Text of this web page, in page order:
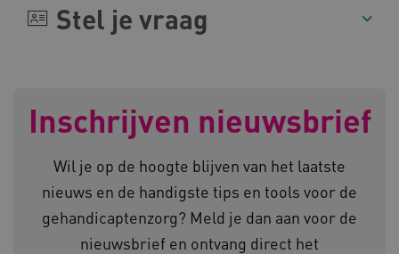
Stel je vraag
Inschrijven nieuwsbrief
Wil je op de hoogte blijven van het laatste
nieuws en de handigste tips en tools voor de
gehandicaptenzorg? Meld je dan aan voor de
nieuwsbrief en ontvang direct het
ARRAffinity
Microsoft Corporation
www.kennispleingehandicaptensector.nl